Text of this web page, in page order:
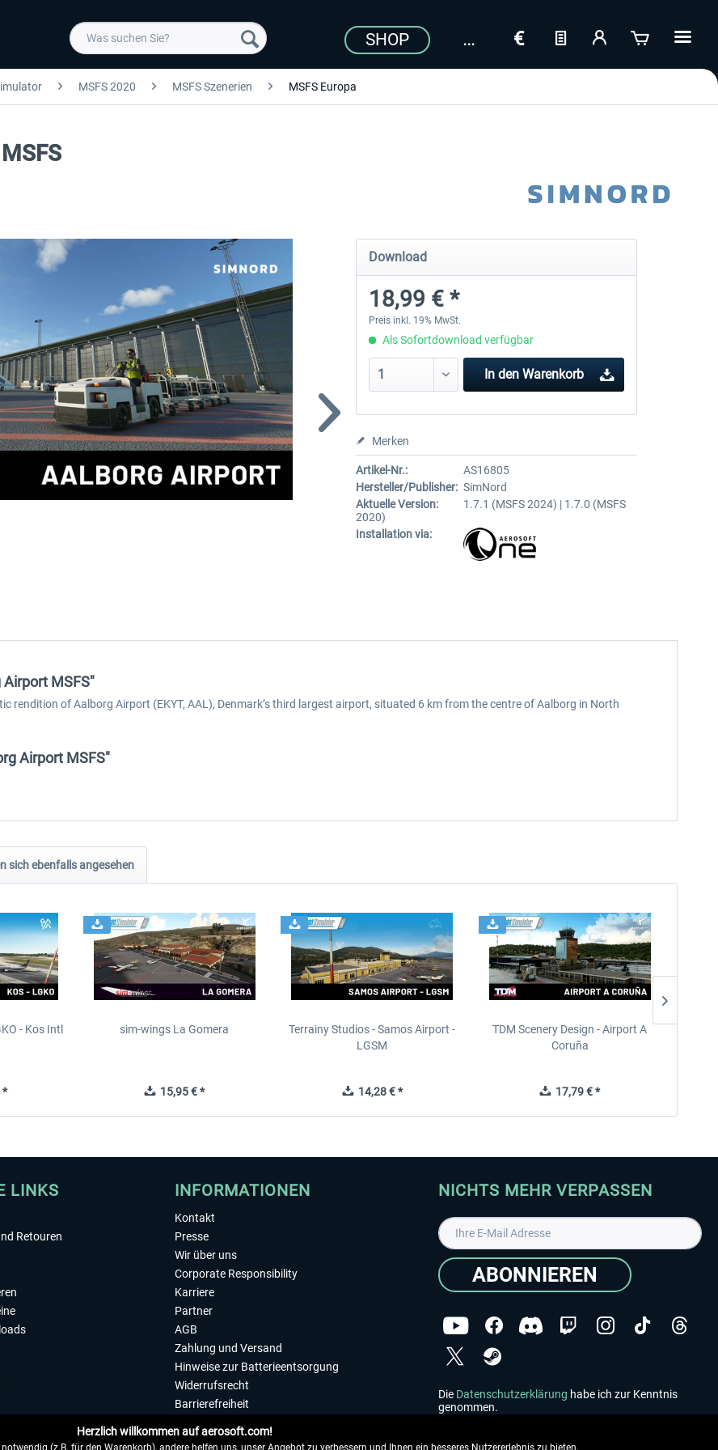
SHOP
MSFS 2020 MSFS Szenerien MSFS Europa
Download
18,99 € *
Preis inkl. 19% MwSt.
Als Sofortdownload verfügbar
In den Warenkorb
Merken
Artikel-Nr.:
AS16805
Hersteller/Publisher: SimNord
Aktuelle Version:
1.7.1 (MSFS 2024) | 1.7.0 (MSFS
2020)
Installation via:
MSFS"
rendition of Aalborg Airport (EKYT, AAL), Denmark’s third largest airport, situated 6 km from the centre of Aalborg in North
Airport MSFS"
sich ebenfalls angesehen
- Kos Intl
*
sim-wings La Gomera
15,95 € *
Terrainy Studios - Samos Airport -
LGSM
14,28 € *
TDM Scenery Design - Airport A
Coruña
17,79 € *
LINKS
Retouren
INFORMATIONEN
Kontakt
Presse
Wir über uns
Corporate Responsibility
Karriere
Partner
AGB
Zahlung und Versand
Hinweise zur Batterieentsorgung
Widerrufsrecht
Barrierefreiheit
Impressum
NICHTS MEHR VERPASSEN
ABONNIEREN
Die Datenschutzerklärung habe ich zur Kenntnis
genommen.
Herzlich willkommen auf aerosoft.com!
(z.B. für den Warenkorb), andere helfen uns, unser Angebot zu verbessern und Ihnen ein besseres Nutzererlebnis zu bieten.